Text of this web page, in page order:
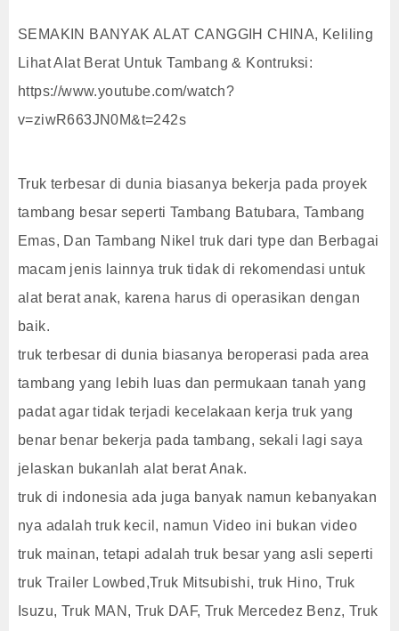
SEMAKIN BANYAK ALAT CANGGIH CHINA, Keliling
Lihat Alat Berat Untuk Tambang & Kontruksi:
https://www.youtube.com/watch?
v=ziwR663JN0M&t=242s
Truk terbesar di dunia biasanya bekerja pada proyek
tambang besar seperti Tambang Batubara, Tambang
Emas, Dan Tambang Nikel truk dari type dan Berbagai
macam jenis lainnya truk tidak di rekomendasi untuk
alat berat anak, karena harus di operasikan dengan
baik.
truk terbesar di dunia biasanya beroperasi pada area
tambang yang lebih luas dan permukaan tanah yang
padat agar tidak terjadi kecelakaan kerja truk yang
benar benar bekerja pada tambang, sekali lagi saya
jelaskan bukanlah alat berat Anak.
truk di indonesia ada juga banyak namun kebanyakan
nya adalah truk kecil, namun Video ini bukan video
truk mainan, tetapi adalah truk besar yang asli seperti
truk Trailer Lowbed,Truk Mitsubishi, truk Hino, Truk
Isuzu, Truk MAN, Truk DAF, Truk Mercedez Benz, Truk